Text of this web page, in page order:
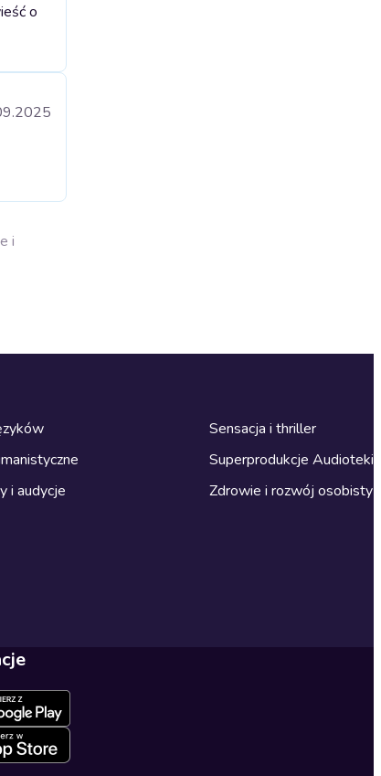
o
i
i audycje
Sensacja i thriller
Superprodukcje Audioteki
Zdrowie i rozwój osobisty